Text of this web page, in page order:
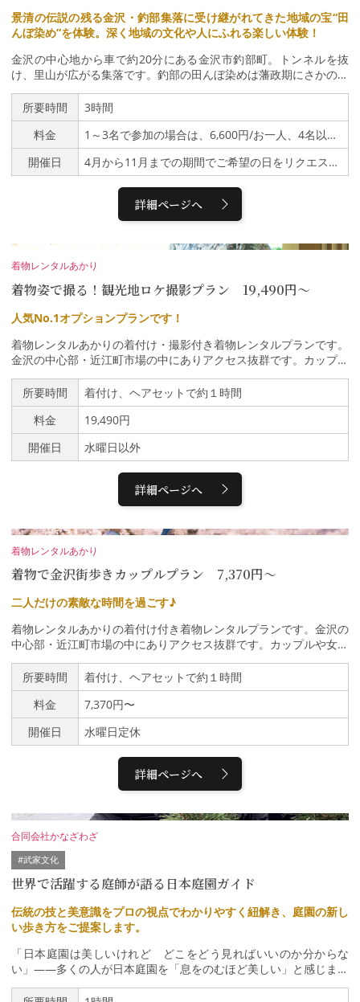
景清の伝説の残る金沢・釣部集落に受け継がれてきた地域の宝“田
んぼ染め”を体験。深く地域の文化や人にふれる楽しい体験！
金沢の中心地から車で約20分にある金沢市釣部町。トンネルを抜
け、里山が広がる集落です。釣部の田んぼ染めは藩政期にさかのぼ
り、記録には”加賀の黒染め”とあります。集落に自生するヤマウル
シの植物を刈りとり、絞り染めの技法でオリジナルの柄を染めてい
きます。煮だした染液に布をつけること数十分。その後、鉄分を多
く含んだ集落の田んぼにつけてもんで・・・湧き水と田んぼに手、
足をひたしその感覚を楽しみます作業を数回くりかえし、綺麗なグ
レーの染め物の完成。待ち時間に周辺の探索にでかけましょう。自
然の面白さ・不思議さを発見したり里山の風景に癒されたり。お昼
ごはんには羽釜もしくは土鍋で炊いたご飯でおにぎりをつくりいた
だきましょう！おにぎりと汁物付き。染めには田んぼ染めもしくは
藍染めのどちらをお選びいただきハンカチを染めていきます。Tシ
ャツなどご希望の場合は事前にご相談ください。案内人は、釣部田
んぼ染め保存会の皆さん（釣部集落出身者と染色プロです）と自然
案内人の越石あきこほか
所要時間
3時間
料金
1～3名で参加の場合は、6,600円/お一人、4名以上で参加の場合、5,500円/お一人
開催日
4月から11月までの期間でご希望の日をリクエストしていただき日程調整します。
詳細ページへ
着物姿で撮る！観光地ロケ撮影プラン 19,490円〜
着物レンタルあかり
人気No.1オプションプランです！
着物レンタルあかりの着付け・撮影付き着物レンタルプランです。
金沢の中心部・近江町市場の中にありアクセス抜群です。カップル
間弱です。雨の日は傘も無料レンタル。店内や観光地での撮影オプ
ションも人気です。ーーーーーーーーーーーーーーーーーーーーー
ーーーーーーーーーーーーーー7/1~8/31まで親子で楽しむ浴衣街
歩きキャンペーンを開催金沢旅物語を見たとお申し込みの方に限り
通常お子様浴衣レンタル3,300円を10%OFFの2,970円に！この機会
をお見逃しなくーーーーーーーーーーーーーーーーーーーーーーー
ーーーーーーーーーーーー〜当日の流れ〜①ご来店ご来店されたら
受付を済ませ着物選びに。着物と帯、バッグをコーディネート。迷
われる場合はスタッフがアドバイス差し上げます。②着付け熟練ス
タッフによる着付けです。所要時間はおよそ20分程度です。③ヘ
スタイルがある場合もお気軽にお問い合わせください。④お出かけ
準備ができたらお支払いを済ませお出かけ。金沢の町をゆっくりお
影、途中で観光案内もしながら着物姿を写真に収めます。写真の納
す。撮影後は金沢の街での観光をお楽しみください。⑥返却当日1
7時半までにお戻りください。
所要時間
着付け、ヘアセットで約１時間
料金
19,490円
開催日
水曜日以外
詳細ページへ
着物で金沢街歩きカップルプラン 7,370円〜
着物レンタルあかり
二人だけの素敵な時間を過ごす♪
着物レンタルあかりの着付け付き着物レンタルプランです。金沢の
中心部・近江町市場の中にありアクセス抜群です。カップルや女子
旅、家族の思い出旅行にも最適！おおよその所要時間は1時間弱で
す。雨の日は傘も無料レンタル。店内や観光地での撮影オプション
も人気です。ーーーーーーーーーーーーーーーーーーーーーーーー
ーーーーーーーーーーー7/1~8/31まで親子で楽しむ浴衣街歩きキ
ャンペーンを開催金沢旅物語を見たとお申し込みの方に限り通常お
子様浴衣レンタル3,300円を10%OFFの2,970円に！この機会をお見
ーーーーーーーーー〜当日の流れ〜①ご来店ご来店されたら受付を
済ませ着物選びに。着物と帯、バッグをコーディネート。迷われる
による着付けです。所要時間はおよそ20分程度です。③ヘアセッ
ルがある場合もお気軽にお問い合わせください。④お出かけ準備が
できたらお支払いを済ませお出かけ。金沢の町をゆっくりお楽しみ
ください。⑤返却当日17時半までにお戻りください。
所要時間
着付け、ヘアセットで約１時間
料金
7,370円〜
開催日
水曜日定休
詳細ページへ
世界で活躍する庭師が語る日本庭園ガイド
合同会社かなざわざ
#武家文化
伝統の技と美意識をプロの視点でわかりやすく紐解き、庭園の新し
い歩き方をご提案します。
「日本庭園は美しいけれど どこをどう見ればいいのか分からな
い」――多くの人が日本庭園を「息をのむほど美しい」と感じます
が、その美しさとはどのような意図があり、どう作られているの